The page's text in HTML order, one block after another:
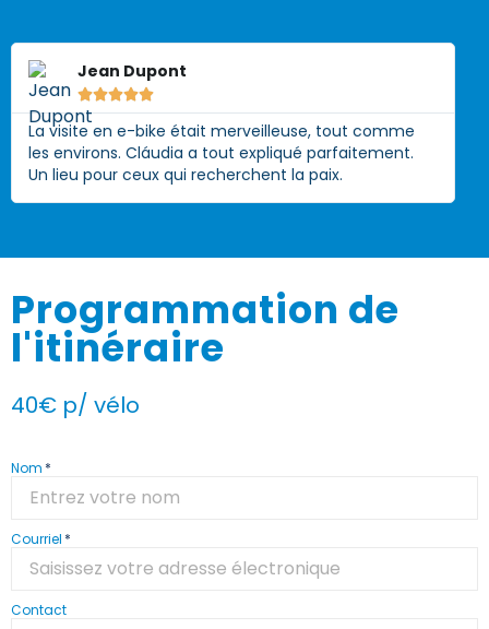
Jean Dupont

La visite en e-bike était merveilleuse, tout comme
les environs. Cláudia a tout expliqué parfaitement.
Un lieu pour ceux qui recherchent la paix.
Programmation de
l'itinéraire
40€ p/ vélo
Nom
Courriel
Contact